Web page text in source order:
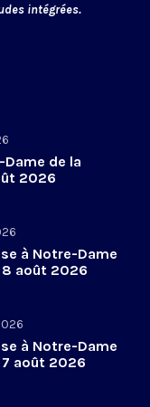
intégrées.
de la
2026
à Notre-Dame
8 août 2026
à Notre-Dame
7 août 2026